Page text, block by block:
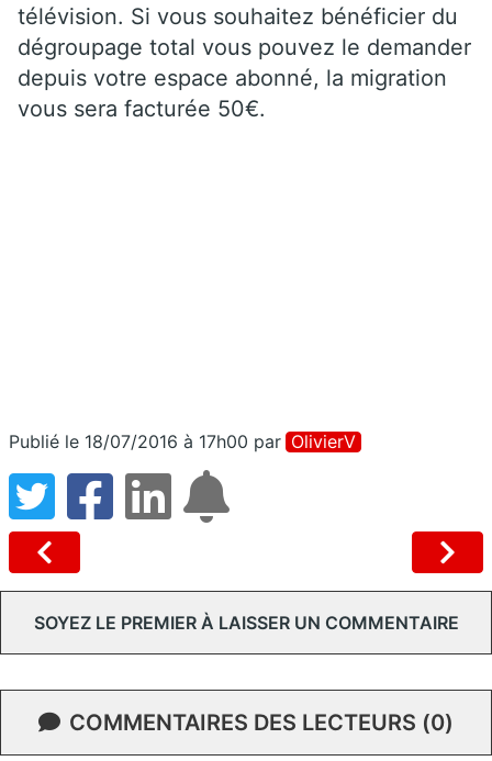
télévision. Si vous souhaitez bénéficier du
dégroupage total vous pouvez le demander
depuis votre espace abonné, la migration
vous sera facturée 50€.
Publié le 18/07/2016 à 17h00 par OlivierV
SOYEZ LE PREMIER À LAISSER UN COMMENTAIRE
COMMENTAIRES DES LECTEURS (0)